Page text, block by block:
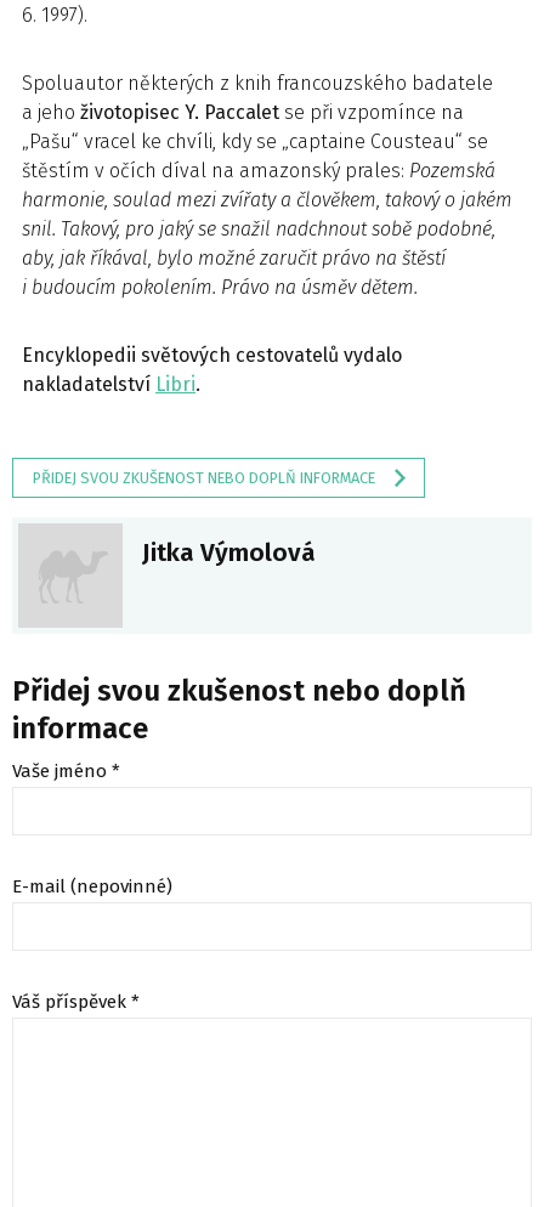
6. 1997).
Spoluautor některých z knih francouzského badatele
a jeho životopisec Y. Paccalet se při vzpomínce na
„Pašu“ vracel ke chvíli, kdy se „captaine Cousteau“ se
štěstím v očích díval na amazonský prales: Pozemská
harmonie, soulad mezi zvířaty a člověkem, takový o jakém
snil. Takový, pro jaký se snažil nadchnout sobě podobné,
aby, jak říkával, bylo možné zaručit právo na štěstí
i budoucím pokolením. Právo na úsměv dětem.
Encyklopedii světových cestovatelů vydalo
nakladatelství Libri.
PŘIDEJ SVOU ZKUŠENOST NEBO DOPLŇ INFORMACE
Jitka Výmolová
Přidej svou zkušenost nebo doplň
informace
Vaše jméno *
E-mail (nepovinné)
Váš příspěvek *